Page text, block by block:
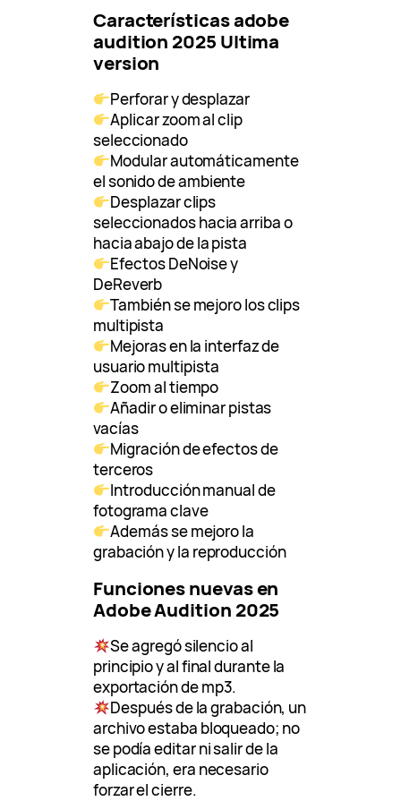
Características adobe
audition 2025 Ultima
version
Perforar y desplazar
Aplicar zoom al clip
seleccionado
Modular automáticamente
el sonido de ambiente
Desplazar clips
seleccionados hacia arriba o
hacia abajo de la pista
Efectos DeNoise y
DeReverb
También se mejoro los clips
multipista
Mejoras en la interfaz de
usuario multipista
Zoom al tiempo
Añadir o eliminar pistas
vacías
Migración de efectos de
terceros
Introducción manual de
fotograma clave
Además se mejoro la
grabación y la reproducción
Funciones nuevas en
Adobe Audition 2025
Se agregó silencio al
principio y al final durante la
exportación de mp3.
Después de la grabación, un
archivo estaba bloqueado; no
se podía editar ni salir de la
aplicación, era necesario
forzar el cierre.